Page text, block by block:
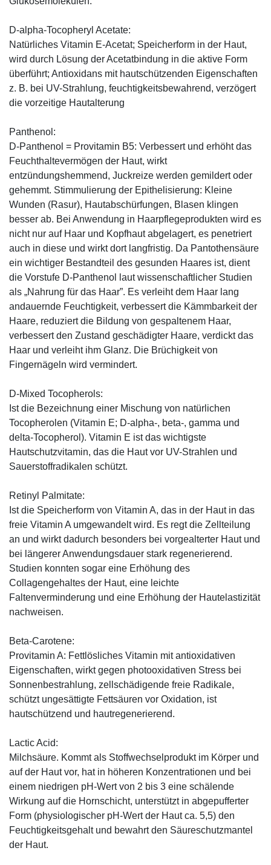
D-alpha-Tocopheryl Acetate:
Natürliches Vitamin E-Acetat; Speicherform in der Haut,
wird durch Lösung der Acetatbindung in die aktive Form
überführt; Antioxidans mit hautschützenden Eigenschaften
z. B. bei UV-Strahlung, feuchtigkeitsbewahrend, verzögert
die vorzeitige Hautalterung
Panthenol:
D-Panthenol = Provitamin B5: Verbessert und erhöht das
Feuchthaltevermögen der Haut, wirkt
entzündungshemmend, Juckreize werden gemildert oder
gehemmt. Stimmulierung der Epithelisierung: Kleine
Wunden (Rasur), Hautabschürfungen, Blasen klingen
besser ab. Bei Anwendung in Haarpflegeprodukten wird es
nicht nur auf Haar und Kopfhaut abgelagert, es penetriert
auch in diese und wirkt dort langfristig. Da Pantothensäure
ein wichtiger Bestandteil des gesunden Haares ist, dient
die Vorstufe D-Panthenol laut wissenschaftlicher Studien
als „Nahrung für das Haar”. Es verleiht dem Haar lang
andauernde Feuchtigkeit, verbessert die Kämmbarkeit der
Haare, reduziert die Bildung von gespaltenem Haar,
verbessert den Zustand geschädigter Haare, verdickt das
Haar und verleiht ihm Glanz. Die Brüchigkeit von
Fingernägeln wird vermindert.
D-Mixed Tocopherols:
Ist die Bezeichnung einer Mischung von natürlichen
Tocopherolen (Vitamin E; D-alpha-, beta-, gamma und
delta-Tocopherol). Vitamin E ist das wichtigste
Hautschutzvitamin, das die Haut vor UV-Strahlen und
Sauerstoffradikalen schützt.
Retinyl Palmitate:
Ist die Speicherform von Vitamin A, das in der Haut in das
freie Vitamin A umgewandelt wird. Es regt die Zellteilung
an und wirkt dadurch besonders bei vorgealterter Haut und
bei längerer Anwendungsdauer stark regenerierend.
Studien konnten sogar eine Erhöhung des
Collagengehaltes der Haut, eine leichte
Faltenverminderung und eine Erhöhung der Hautelastizität
nachweisen.
Beta-Carotene:
Provitamin A: Fettlösliches Vitamin mit antioxidativen
Eigenschaften, wirkt gegen photooxidativen Stress bei
Sonnenbestrahlung, zellschädigende freie Radikale,
schützt ungesättigte Fettsäuren vor Oxidation, ist
hautschützend und hautregenerierend.
Lactic Acid:
Milchsäure. Kommt als Stoffwechselprodukt im Körper und
auf der Haut vor, hat in höheren Konzentrationen und bei
einem niedrigen pH-Wert von 2 bis 3 eine schälende
Wirkung auf die Hornschicht, unterstützt in abgepufferter
Form (physiologischer pH-Wert der Haut ca. 5,5) den
Feuchtigkeitsgehalt und bewahrt den Säureschutzmantel
der Haut.